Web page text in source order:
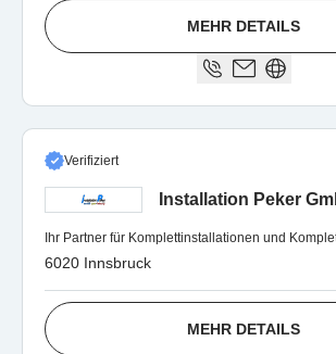
MEHR DETAILS
Verifiziert
Installation Peker
Ihr Partner für Komplettinstallationen und
6020 Innsbruck
MEHR DETAILS